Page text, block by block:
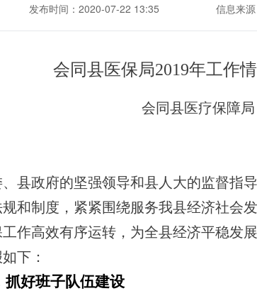
发布时间：2020-07-22 13:35 信息来
会同县医保局2019年工作
会同县医疗保障局
县政府的坚强领导和县人大的监督指
和制度，紧紧围绕服务我县经济社会
作高效有序运转，为全县经济平稳发
下：
抓好班子队伍建设